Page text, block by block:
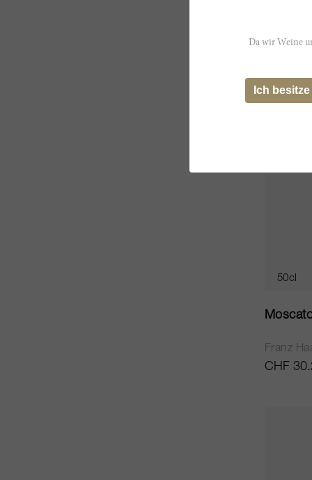
Manna
Franz
50cl
Franz
CHF
Da wir Weine
Ich